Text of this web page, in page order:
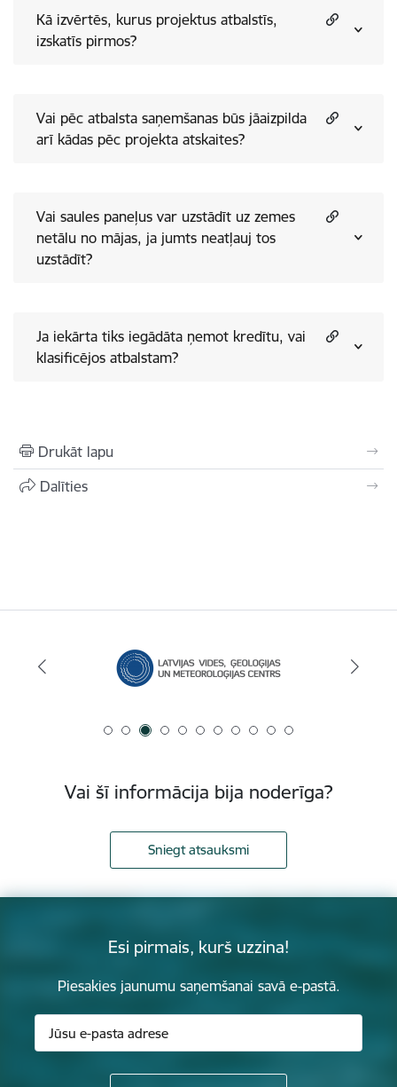
Kā izvērtēs, kurus projektus atbalstīs,
izskatīs pirmos?
Vai pēc atbalsta saņemšanas būs jāaizpilda
arī kādas pēc projekta atskaites?
Vai saules paneļus var uzstādīt uz zemes
netālu no mājas, ja jumts neatļauj tos
uzstādīt?
Ja iekārta tiks iegādāta ņemot kredītu, vai
klasificējos atbalstam?
Drukāt lapu
Dalīties
Vai šī informācija bija noderīga?
Sniegt atsauksmi
Esi pirmais, kurš uzzina!
Piesakies jaunumu saņemšanai savā e-pastā.